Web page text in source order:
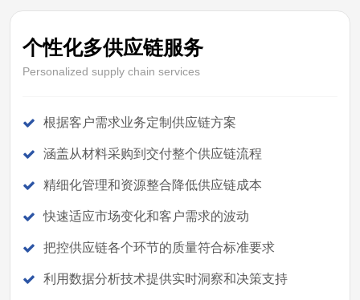
个性化多供应链服务
Personalized supply chain services
根据客户需求业务定制供应链方案
涵盖从材料采购到交付整个供应链流程
精细化管理和资源整合降低供应链成本
快速适应市场变化和客户需求的波动
把控供应链各个环节的质量符合标准要求
利用数据分析技术提供实时洞察和决策支持